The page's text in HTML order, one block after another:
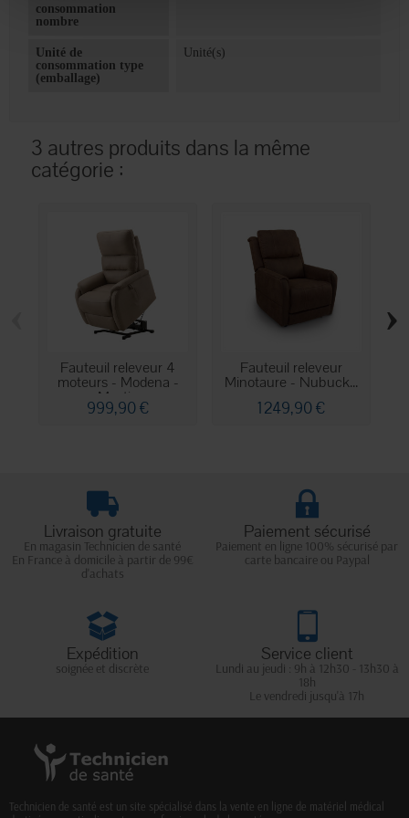
consommation
nombre
Unité de
consommation type
(emballage)
Unité(s)
3 autres produits dans la même
catégorie :
Fauteuil releveur 4
moteurs - Modena -
Mastic
999,90 €
Fauteuil releveur
Minotaure - Nubuck...
1 249,90 €
›
Livraison gratuite
En magasin Technicien de santé
En France à domicile à partir de 99€
d'achats
Paiement sécurisé
Paiement en ligne 100% sécurisé par
carte bancaire ou Paypal
Expédition
soignée et discrète
Service client
Lundi au jeudi : 9h à 12h30 - 13h30 à
18h
Le vendredi jusqu'à 17h
Technicien de santé est un site spécialisé dans la vente en ligne de matériel médical